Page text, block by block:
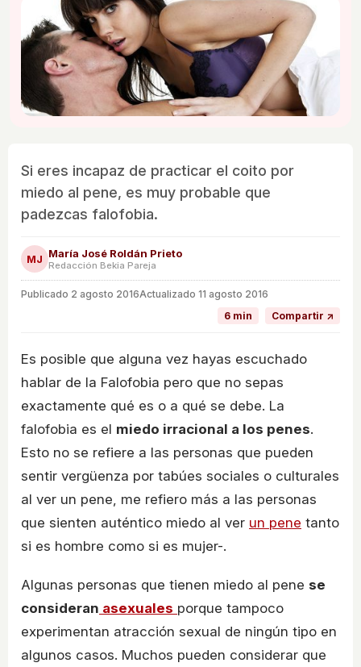
Si eres incapaz de practicar el coito por
miedo al pene, es muy probable que
padezcas falofobia.
MJ María José Roldán Prieto
Redacción Bekia Pareja
Publicado 2 agosto 2016Actualizado 11 agosto 2016
6 min
Compartir ↗
Es posible que alguna vez hayas escuchado
hablar de la Falofobia pero que no sepas
exactamente qué es o a qué se debe. La
falofobia es el miedo irracional a los penes.
Esto no se refiere a las personas que pueden
sentir vergüenza por tabúes sociales o culturales
al ver un pene, me refiero más a las personas
que sienten auténtico miedo al ver un pene tanto
si es hombre como si es mujer-.
Algunas personas que tienen miedo al pene se
consideran asexuales porque tampoco
experimentan atracción sexual de ningún tipo en
algunos casos. Muchos pueden considerar que